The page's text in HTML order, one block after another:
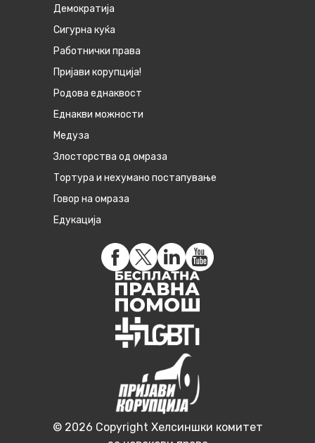
Демократија
Сигурна куќа
Работнички права
Пријави корупција!
Родова еднаквост
Eднакви можности
Медуза
Злосторства од омраза
Тортура и нехумано постапување
Говор на омраза
Едукација
© 2026 Copyright Хелсиншки комитет